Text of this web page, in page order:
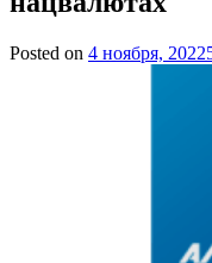
Posted on 4 ноября, 2022